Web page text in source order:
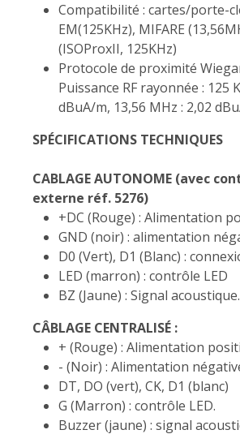
Compatibilité : cartes/porte-
EM(125KHz), MIFARE
(ISOProxII, 125KHz)
Protocole de proximité
Puissance RF rayonnée : 125
dBuA/m, 13,56 MHz : 2,02
SPÉCIFICATIONS TECHNIQUES
CABLAGE AUTONOME (avec
externe réf. 5276)
+DC (Rouge) : Alimentation
GND (noir) : alimentation
D0 (Vert), D1 (Blanc) :
LED (marron) : contrôle LED
BZ (Jaune) : Signal acoustique.
CÂBLAGE CENTRALISÉ :
+ (Rouge) : Alimentation
- (Noir) : Alimentation
DT, DO (vert), CK, D1 (blanc)
G (Marron) : contrôle LED.
Buzzer (jaune) : signal